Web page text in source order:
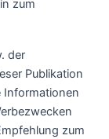
zum
der
Publikation
Informationen
zum